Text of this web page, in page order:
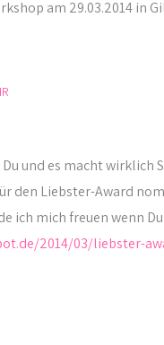
am 29.03.2014 in
und es macht wirklich
den Liebster-Award
ich mich freuen wenn
2014/03/liebster-